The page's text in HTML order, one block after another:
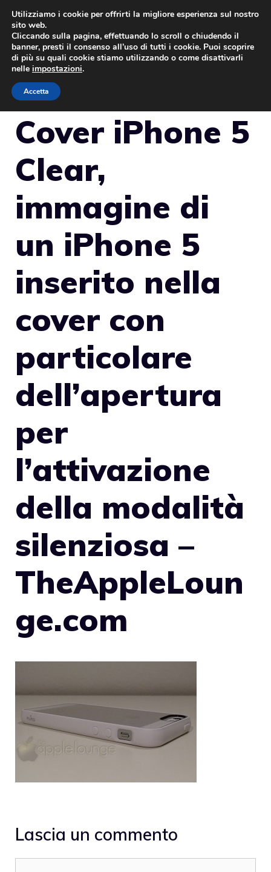
Vai
contenuto
Cover iPhone 5
Clear,
immagine di
un iPhone 5
inserito nella
cover con
particolare
dell’apertura
per
l’attivazione
della modalità
silenziosa –
TheAppleLoun
ge.com
Lascia un commento
Utilizziamo i cookie per offrirti la migliore esperienza sul nostro
sito web.
Cliccando sulla pagina, effettuando lo scroll o chiudendo il
banner, presti il consenso all’uso di tutti i cookie. Puoi scoprire
di più su quali cookie stiamo utilizzando o come disattivarli
nelle impostazioni.
Accetta